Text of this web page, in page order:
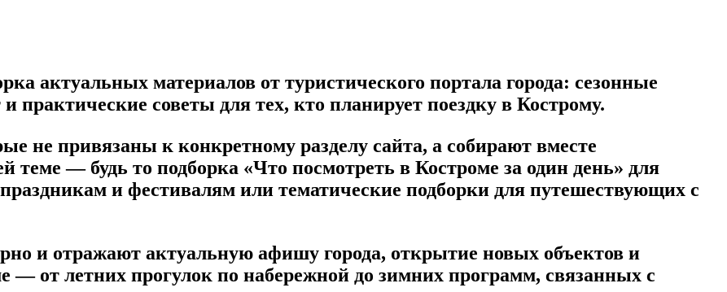
актуальных материалов от туристического портала города: сезонные
практические советы для тех, кто планирует поездку в Кострому.
не привязаны к конкретному разделу сайта, а собирают вместе
теме — будь то подборка «Что посмотреть в Костроме за один день» для
и фестивалям или тематические подборки для путешествующих с
и отражают актуальную афишу города, открытие новых объектов и
— от летних прогулок по набережной до зимних программ, связанных с